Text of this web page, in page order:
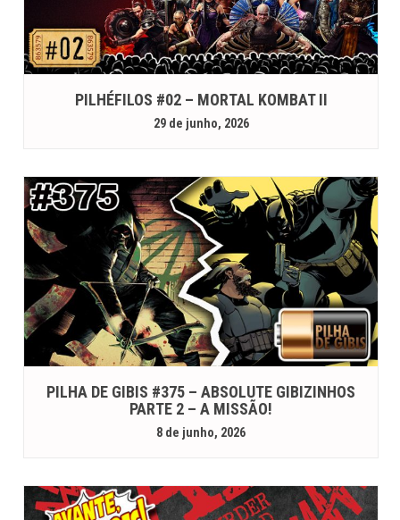
PILHÉFILOS #02 – MORTAL KOMBAT II
29 de junho, 2026
PILHA DE GIBIS #375 – ABSOLUTE GIBIZINHOS
PARTE 2 – A MISSÃO!
8 de junho, 2026